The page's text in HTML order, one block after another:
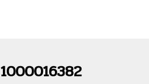
1000016382